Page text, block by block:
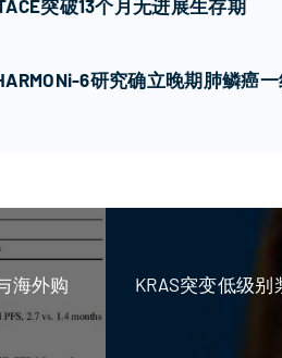
突破13个月无进展生存期
6研究确立晚期肺鳞癌
海外购
KRAS突变低级